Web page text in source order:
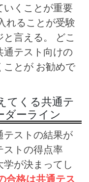
くことが重要
れることが受験
言える。 どこ
テスト向けの
とが お勧めで
てくる共通テ
ダーライン
テストの結果が
ストの得点率
が決まってし
合格は共通テス